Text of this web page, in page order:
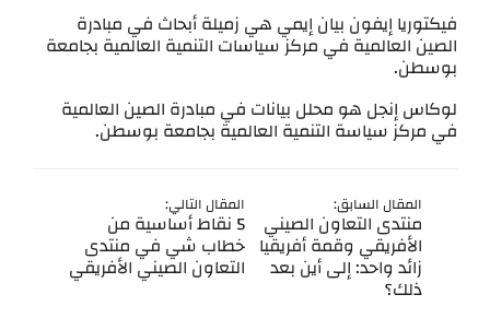
فيكتوريا إيفون بيان إيمي هي زميلة أبحاث في مبادرة
الصين العالمية في مركز سياسات التنمية العالمية بجامعة
بوسطن.
لوكاس إنجل هو محلل بيانات في مبادرة الصين العالمية
في مركز سياسة التنمية العالمية بجامعة بوسطن.
المقال السابق:
منتدى التعاون الصيني
الأفريقي وقمة أفريقيا
زائد واحد: إلى أين بعد
ذلك؟
المقال التالي:
5 نقاط أساسية من
خطاب شي في منتدى
التعاون الصيني الأفريقي